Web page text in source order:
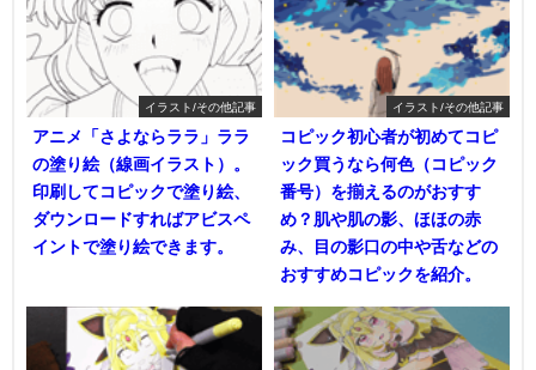
イラスト/その他記事
アニメ「さよならララ」ララ
の塗り絵（線画イラスト）。
印刷してコピックで塗り絵、
ダウンロードすればアビスペ
イントで塗り絵できます。
イラスト/その他記事
コピック初心者が初めてコピ
ック買うなら何色（コピック
番号）を揃えるのがおすす
め？肌や肌の影、ほほの赤
み、目の影口の中や舌などの
おすすめコピックを紹介。